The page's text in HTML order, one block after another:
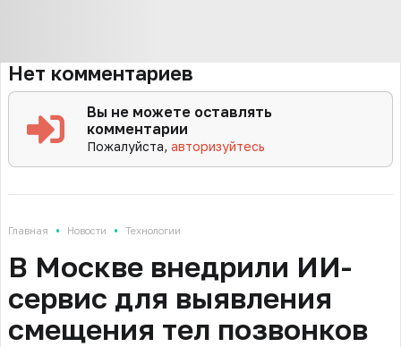
Нет комментариев
Вы не можете оставлять
комментарии
Пожалуйста,авторизуйтесь
Главная • Новости • Технологии
В Москве внедрили ИИ-
сервис для выявления
смещения тел позвонков